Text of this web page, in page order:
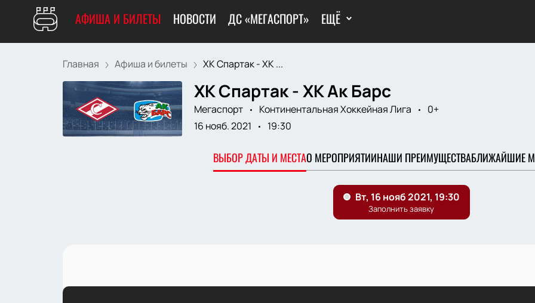
АФИША И БИЛЕТЫ НОВОСТИ ДС «МЕГАСПОРТ» ЕЩЁ
Главная Афиша и билеты ХК Спартак - ХК ...
ХК Спартак - ХК Ак Барс
Мегаспорт Континентальная Хоккейная Лига
0+
16 нояб. 2021
19:30
ВЫБОР ДАТЫ И МЕСТАО МЕРОПРИЯТИИНАШИ ПРЕИМУЩЕСТВАБЛИЖАЙШИЕ